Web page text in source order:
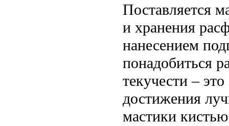
Поставляется
и хранения
нанесением
понадобиться
текучести –
достижения
мастики